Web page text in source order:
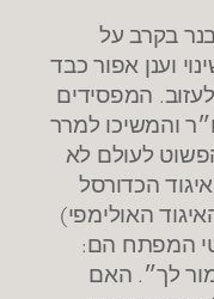
בקרב על
וענן אפור כבד
המפסידים
והמשיכו למרר
לעולם לא
הכדורסל
האולימפי)
המפתח הם:
לך״. האם